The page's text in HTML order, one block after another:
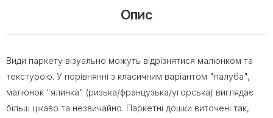
Опис
Види паркету візуально можуть відрізнятися малюнком та
текстурою. У порівнянні з класичним варіантом "палуба",
малюнок "ялинка" (ризька/французька/угорська) виглядає
більш цікаво та незвичайно. Паркетні дошки виточені так,